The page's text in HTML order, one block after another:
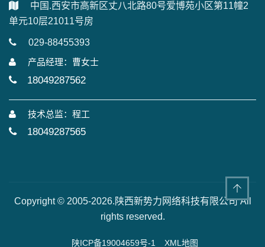
中国.西安市高新区丈八北路80号爱博苑小区第11幢2
单元10层21011号房
029-88455393
产品经理：曹女士
18049287562
技术总监：程工
18049287565
Copyright © 2005-2026.陕西新势力网络科技有限公司 All
rights reserved.
陕ICP备19004659号-1 XML地图